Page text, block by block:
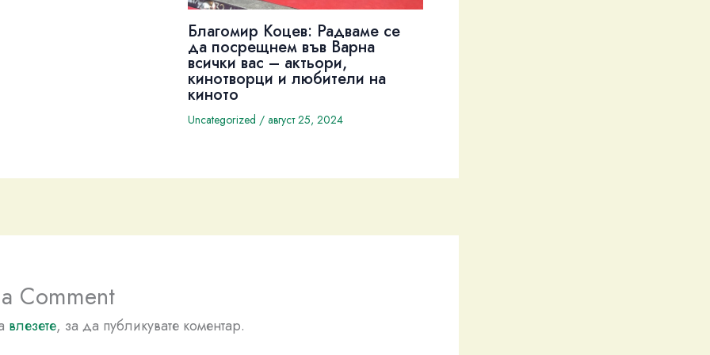
Благомир Коцев: Радваме се
да посрещнем във Варна
всички вас – актьори,
кинотворци и любители на
киното
Uncategorized / август 25, 2024
Comment
влезете, за да публикувате коментар.